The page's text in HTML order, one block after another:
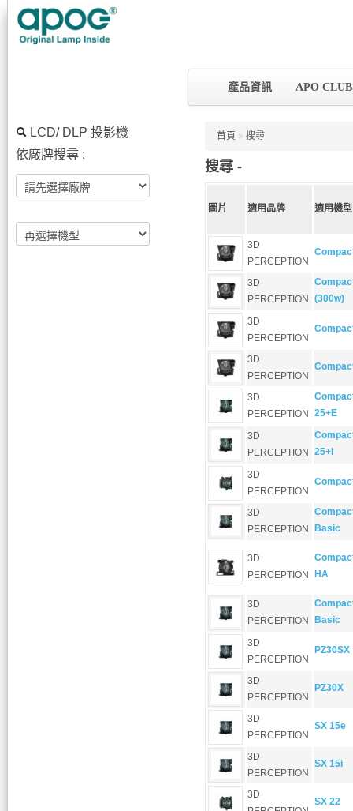
產品資訊 APO
LCD/ DLP 投影機
依廠牌搜尋 :
首頁 » 搜尋
搜尋 -
圖片 適用品牌 適用機型
3D
PERCEPTION
3D
PERCEPTION
(300w)
3D
PERCEPTION
3D
PERCEPTION
3D
PERCEPTION
25+E
3D
PERCEPTION
25+I
3D
PERCEPTION
3D
PERCEPTION
Basic
3D
PERCEPTION
HA
3D
PERCEPTION
Basic
3D
PERCEPTION
PZ30SX
3D
PERCEPTION
PZ30X
3D
PERCEPTION
SX 15e
3D
PERCEPTION
SX 15i
3D
SX 22